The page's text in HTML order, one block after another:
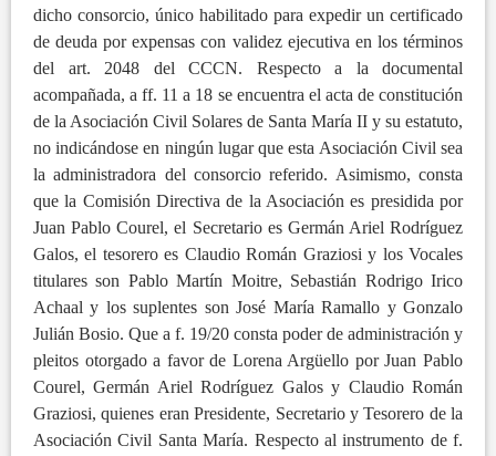
dicho consorcio, único habilitado para expedir un certificado
de deuda por expensas con validez ejecutiva en los términos
del art. 2048 del CCCN. Respecto a la documental
acompañada, a ff. 11 a 18 se encuentra el acta de constitución
de la Asociación Civil Solares de Santa María II y su estatuto,
no indicándose en ningún lugar que esta Asociación Civil sea
la administradora del consorcio referido. Asimismo, consta
que la Comisión Directiva de la Asociación es presidida por
Juan Pablo Courel, el Secretario es Germán Ariel Rodríguez
Galos, el tesorero es Claudio Román Graziosi y los Vocales
titulares son Pablo Martín Moitre, Sebastián Rodrigo Irico
Achaal y los suplentes son José María Ramallo y Gonzalo
Julián Bosio. Que a f. 19/20 consta poder de administración y
pleitos otorgado a favor de Lorena Argüello por Juan Pablo
Courel, Germán Ariel Rodríguez Galos y Claudio Román
Graziosi, quienes eran Presidente, Secretario y Tesorero de la
Asociación Civil Santa María. Respecto al instrumento de f.